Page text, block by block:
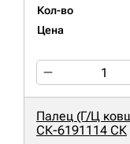
Кол-во
Цена
Палец (Г/Ц
СК-6191114 СК